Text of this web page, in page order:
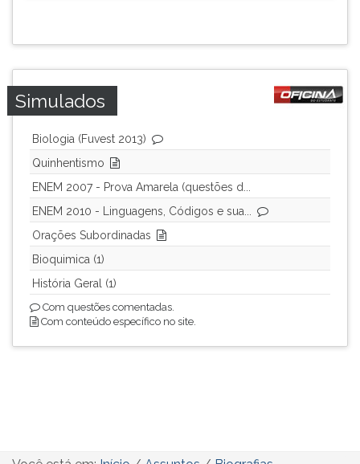
Simulados
Biologia (Fuvest 2013)
Quinhentismo
ENEM 2007 - Prova Amarela (questões d...
ENEM 2010 - Linguagens, Códigos e sua...
Orações Subordinadas
Bioquimica (1)
História Geral (1)
Com questões comentadas.
Com conteúdo específico no site.